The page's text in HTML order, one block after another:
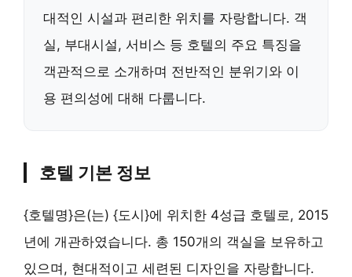
대적인 시설과 편리한 위치를 자랑합니다. 객
실, 부대시설, 서비스 등 호텔의 주요 특징을
객관적으로 소개하며 전반적인 분위기와 이
용 편의성에 대해 다룹니다.
호텔 기본 정보
{호텔명}은(는) {도시}에 위치한 4성급 호텔로, 2015
년에 개관하였습니다. 총 150개의 객실을 보유하고
있으며, 현대적이고 세련된 디자인을 자랑합니다.